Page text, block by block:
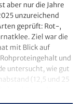
aber nur die Jahre
unzureichend
geprüft: Rot-,
Ziel war die
mit Blick auf
und
untersucht, wie gut
(12,5 und 25
etablieren lässt.